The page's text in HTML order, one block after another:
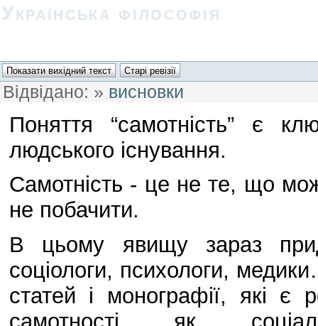
Українська філософія
Відвідано: » висновки
Поняття “самотність” є
людського існування.
Самотність - це не те, що
не побачити.
В цьому явищу зараз
соціологи, психологи,
статей і монографії, які є